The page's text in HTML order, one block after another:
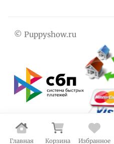
Главная Корзина Избранное
© Puppyshow.ru